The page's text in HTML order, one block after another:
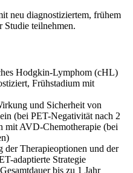
neu diagnostiziertem, frühem
Studie teilnehmen.
Hodgkin-Lymphom (cHL)
Frühstadium mit
und Sicherheit von
(bei PET-Negativität nach 2
mit AVD-Chemotherapie (bei
der Therapieoptionen und der
adaptierte Strategie
bis zu 1 Jahr